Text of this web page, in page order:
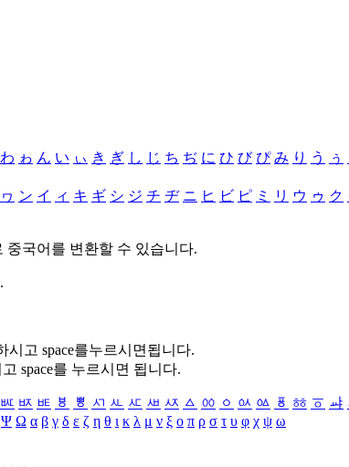
わ ゎ ん い ぃ き ぎ し じ ち ぢ に ひ び ぴ み り う ぅ
ヮ ン イ ィ キ ギ シ ジ チ ヂ ニ ヒ ビ ピ ミ リ ウ ゥ ク
중국어를 변환할 수 있습니다.
시고 space를누르시면됩니다.
space를 누르시면 됩니다.
ㅵ ㅶ ㅷ ㅸ ㅹ ㅺ ㅻ ㅼ ㅽ ㅾ ㅿ ㆀ ㆁ ㆂ ㆃ ㆄ ㆅ ㆆ ㆇ
Ψ Ω α β γ δ ε ζ η θ ι κ λ μ ν ξ ο π ρ σ τ υ φ χ ψ ω